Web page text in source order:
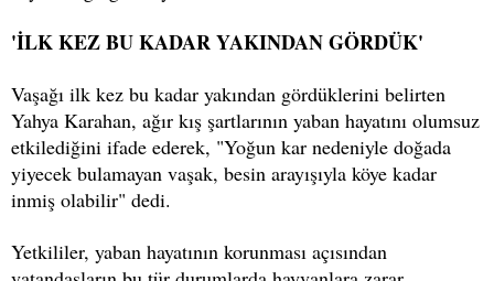
'İLK KEZ BU KADAR YAKINDAN GÖRDÜK'
Vaşağı ilk kez bu kadar yakından gördüklerini belirten
Yahya Karahan, ağır kış şartlarının yaban hayatını olumsuz
etkilediğini ifade ederek, "Yoğun kar nedeniyle doğada
yiyecek bulamayan vaşak, besin arayışıyla köye kadar
inmiş olabilir" dedi.
Yetkililer, yaban hayatının korunması açısından